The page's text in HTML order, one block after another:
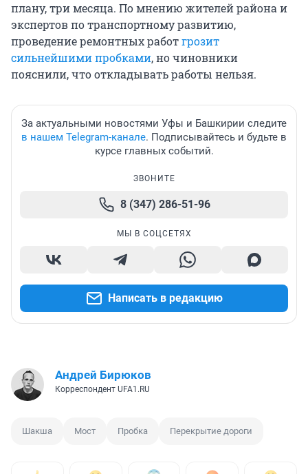
плану, три месяца. По мнению жителей района и
экспертов по транспортному развитию,
проведение ремонтных работгрозит
сильнейшими пробками, но чиновники
пояснили, что откладывать работы нельзя.
За актуальными новостями Уфы и Башкирии следите
в нашем Telegram-канале. Подписывайтесь и будьте в
курсе главных событий.
ЗВОНИТЕ
8 (347) 286-51-96
МЫ В СОЦСЕТЯХ
Написать в редакцию
Андрей Бирюков
Корреспондент UFA1.RU
Шакша Мост Пробка Перекрытие дороги